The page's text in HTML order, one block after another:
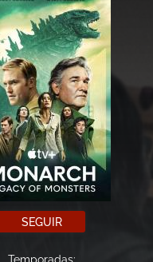
SEGUIR
Temporadas: